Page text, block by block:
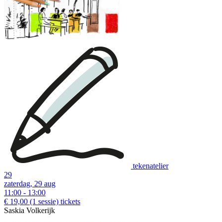
Each printout contains different examples of workshops so you can
choose the one that suits you best:
tekenatelier
29
zaterdag, 29 aug
11:00 - 13:00
€ 19,00 (1 sessie) tickets
Saskia Volkerijk